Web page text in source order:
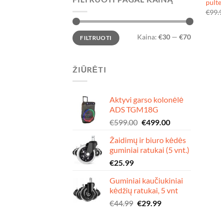
Min
kaina
Maks
kainaFILTRUOTI Kaina: €30 — €70
ŽIŪRĖTI
Aktyvi garso kolonėlė
ADS TGM18G
€599.00 Original
was:
€599.00.
€499.00Current
is:
€499.00.
Žaidimų ir biuro kėdės
guminiai ratukai (5 vnt.)
€25.99
Guminiai kaučiukiniai
kėdžių ratukai, 5 vnt
€44.99 Original
€29.99Current
€